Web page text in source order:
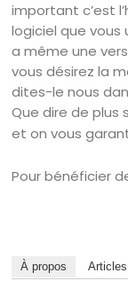
important c’est
logiciel que vous
a même une
vous désirez la
dites-le nous
Que dire de plus
et on vous
Pour bénéficier
À propos